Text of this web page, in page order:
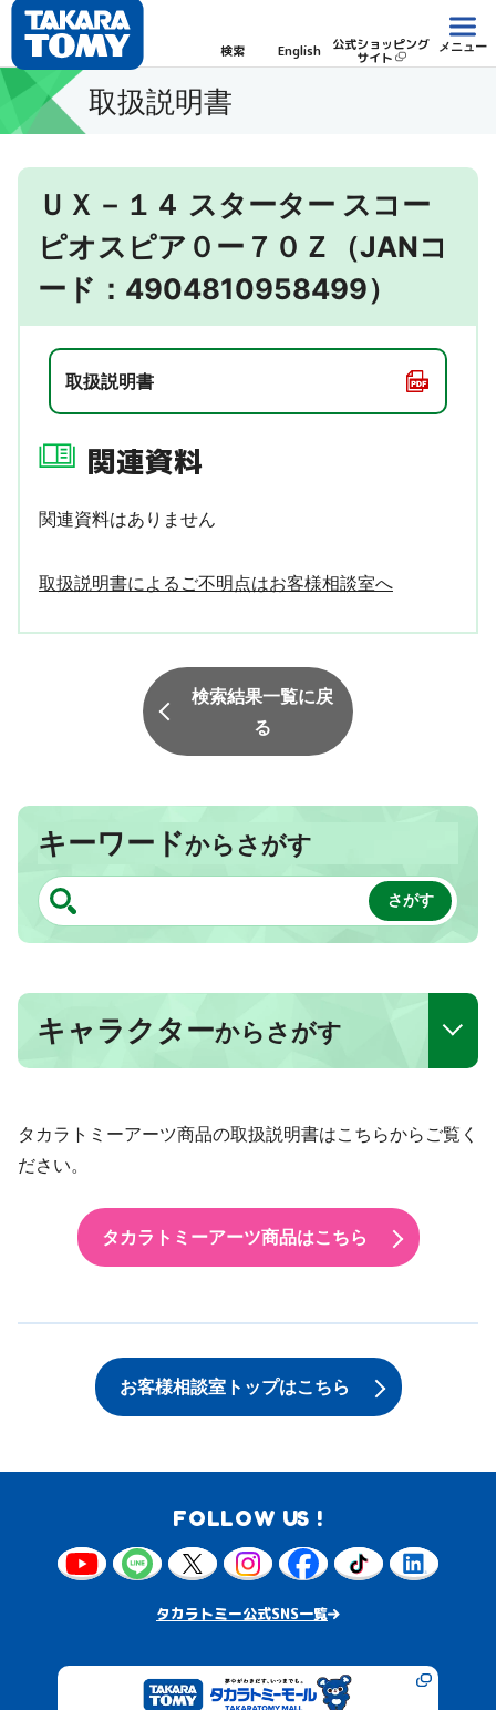
検索 English 公式ショッピング
サイト
メニュー
取扱説明書
ＵＸ－１４ スターター スコー
ピオスピア０ー７０Ｚ（JANコ
ード：4904810958499）
取扱説明書
関連資料
関連資料はありません
取扱説明書によるご不明点はお客様相談室へ
検索結果一覧に戻
る
キーワードからさがす
キャラクターからさがす
タカラトミーアーツ商品の取扱説明書はこちらからご覧く
ださい。
タカラトミーアーツ商品はこちら
お客様相談室トップはこちら
FOLLOW US !
タカラトミー公式SNS一覧